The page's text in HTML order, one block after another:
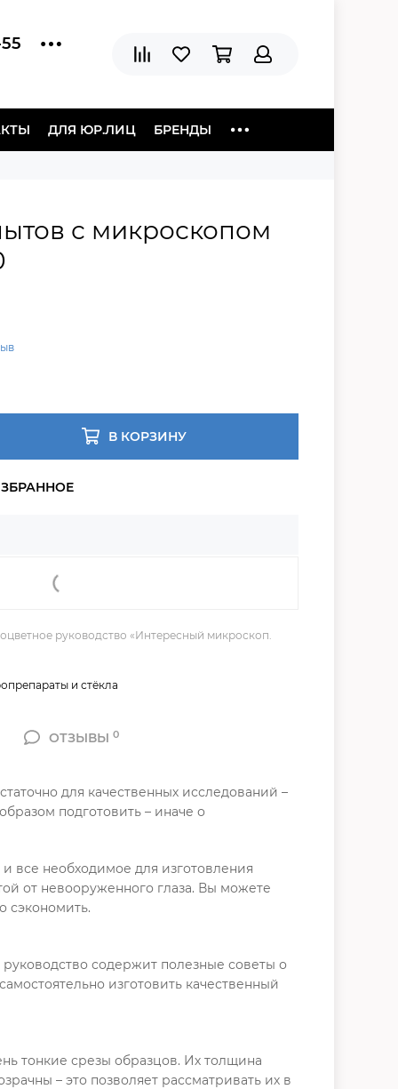
ДЛЯ ЮР.ЛИЦ БРЕНДЫ
с микроскопом
В КОРЗИНУ
руководство «Интересный микроскоп.
и стёкла
ОТЗЫВЫ0
для качественных исследований –
подготовить – иначе о
все необходимое для изготовления
от невооруженного глаза. Вы можете
сэкономить.
руководство содержит полезные советы о
изготовить качественный
тонкие срезы образцов. Их толщина
– это позволяет рассматривать их в